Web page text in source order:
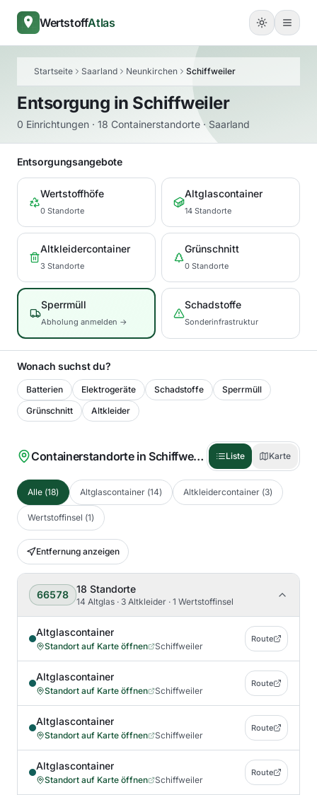
WertstoffAtlas
Startseite Saarland Neunkirchen Schiffweiler
Entsorgung in Schiffweiler
0 Einrichtungen · 18 Containerstandorte · Saarland
Entsorgungsangebote
Wertstoffhöfe
0 Standorte
Altglascontainer
14 Standorte
Altkleidercontainer
3 Standorte
Grünschnitt
0 Standorte
Sperrmüll
Abholung anmelden →
Schadstoffe
Sonderinfrastruktur
Wonach suchst du?
Batterien Elektrogeräte Schadstoffe
Sperrmüll
Grünschnitt
Altkleider
Containerstandorte in Schiffweiler 18)
Liste Karte
Alle (18) Altglascontainer (14) Altkleidercontainer (3)
Wertstoffinsel (1)
Entfernung anzeigen
66578 18 Standorte
14 Altglas · 3 Altkleider · 1 Wertstoffinsel
Altglascontainer
Standort auf Karte öffnen Schiffweiler
Route
Altglascontainer
Standort auf Karte öffnen Schiffweiler
Route
Altglascontainer
Standort auf Karte öffnen Schiffweiler
Route
Altglascontainer
Standort auf Karte öffnen Schiffweiler
Route